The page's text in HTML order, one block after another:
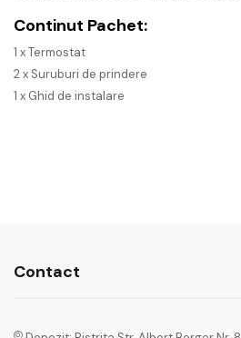
Continut Pachet:
1 x Termostat
2 x Suruburi de prindere
1 x Ghid de instalare
Contact